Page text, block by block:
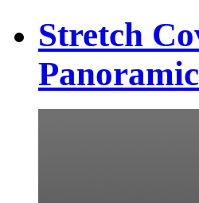
Stretch